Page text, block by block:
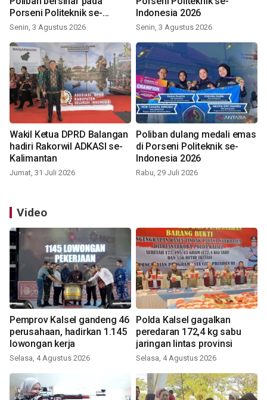
Porseni Politeknik se-
Indonesia 2026
Senin, 3 Agustus 2026
Indonesia 2026
Senin, 3 Agustus 2026
Wakil Ketua DPRD Balangan
hadiri Rakorwil ADKASI se-
Kalimantan
Jumat, 31 Juli 2026
Poliban dulang medali emas
di Porseni Politeknik se-
Indonesia 2026
Rabu, 29 Juli 2026
Video
Pemprov Kalsel gandeng 46
perusahaan, hadirkan 1.145
lowongan kerja
Selasa, 4 Agustus 2026
Polda Kalsel gagalkan
peredaran 172,4 kg sabu
jaringan lintas provinsi
Selasa, 4 Agustus 2026